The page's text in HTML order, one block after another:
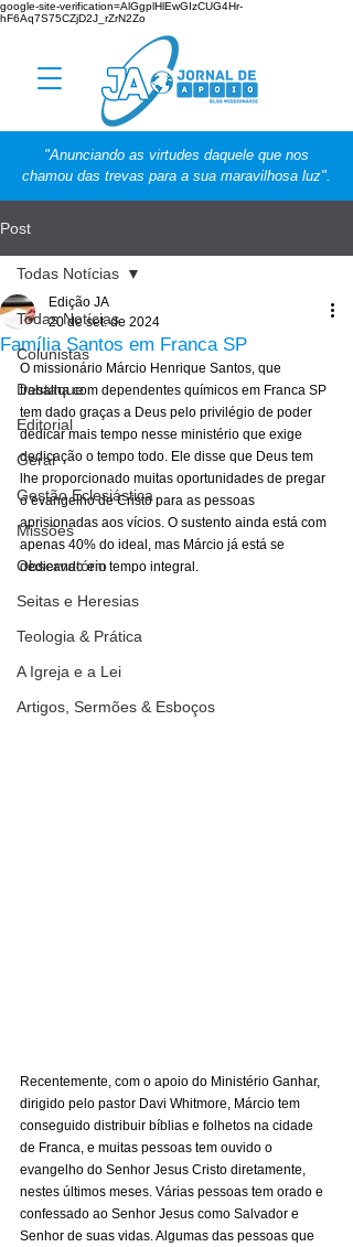
google-site-verification=AlGgplHlEwGIzCUG4Hr-
hF6Aq7S75CZjD2J_rZrN2Zo
"Anunciando as virtudes daquele que nos
chamou das trevas para a sua maravilhosa luz".
Post
Todas Notícias
Colunistas
Destaque
Editorial
Geral
Gestão Eclesiástica
Missões
Observatório
Seitas e Heresias
Teologia & Prática
A Igreja e a Lei
Artigos, Sermões & Esboços
Todas Notícias
Família Santos em Franca SP
Edição JA
20 de set. de 2024
O missionário Márcio Henrique Santos, que
trabalha com dependentes químicos em Franca SP
tem dado graças a Deus pelo privilégio de poder
dedicar mais tempo nesse ministério que exige
dedicação o tempo todo. Ele disse que Deus tem
lhe proporcionado muitas oportunidades de pregar
o evangelho de Cristo para as pessoas
aprisionadas aos vícios. O sustento ainda está com
apenas 40% do ideal, mas Márcio já está se
dedicando em tempo integral.
Recentemente, com o apoio do Ministério Ganhar,
dirigido pelo pastor Davi Whitmore, Márcio tem
conseguido distribuir bíblias e folhetos na cidade
de Franca, e muitas pessoas tem ouvido o
evangelho do Senhor Jesus Cristo diretamente,
nestes últimos meses. Várias pessoas tem orado e
confessado ao Senhor Jesus como Salvador e
Senhor de suas vidas. Algumas das pessoas que